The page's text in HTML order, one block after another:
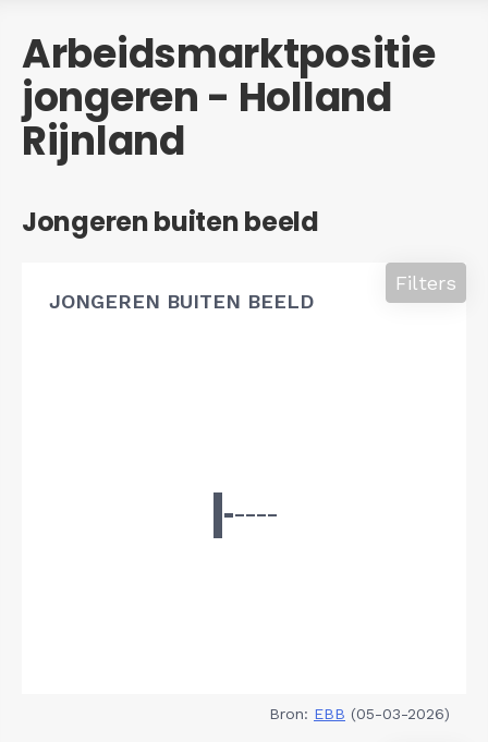
Arbeidsmarktpositie
jongeren - Holland
Rijnland
Jongeren buiten beeld
JONGEREN BUITEN BEELD
Filters
Bron: EBB (05-03-2026)